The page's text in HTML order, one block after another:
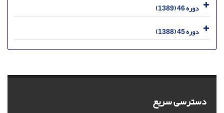
دوره 46 (1389)
دوره 45 (1388)
دسترسی سریع